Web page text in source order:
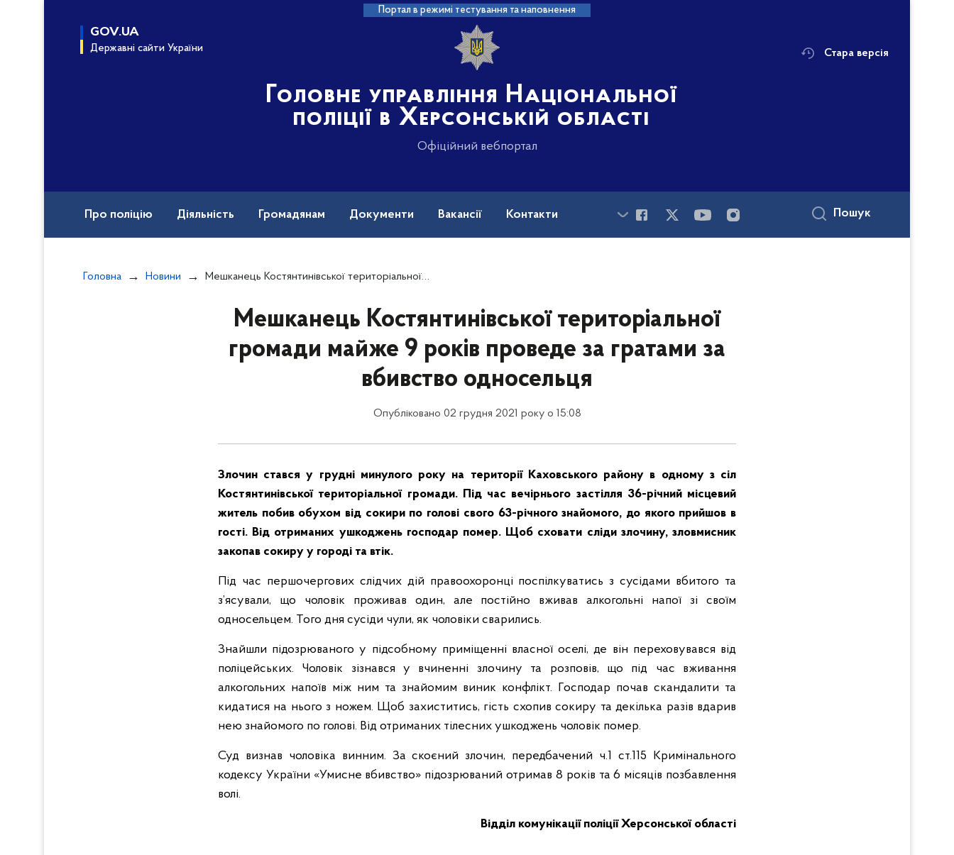
Портал в режимі тестування та наповнення
GOV.UA
Державні сайти України
Головне управління Національної
поліції в Херсонській області
Офіційний вебпортал
Стара версія
Про поліцію Діяльність Громадянам Документи Вакансії Контакти Пошук
Головна Новини Мешканець Костянтинівської територіальної громади майже 9 років проведе за гратами за вбивство односельця
Мешканець Костянтинівської територіальної
громади майже 9 років проведе за гратами за
вбивство односельця
Опубліковано 02 грудня 2021 року о 15:08
Злочин стався у грудні минулого року на території Каховського району в одному з сіл
Костянтинівської територіальної громади. Під час вечірнього застілля 36-річний місцевий
житель побив обухом від сокири по голові свого 63-річного знайомого, до якого прийшов в
гості. Від отриманих ушкоджень господар помер. Щоб сховати сліди злочину, зловмисник
закопав сокиру у городі та втік.
Під час першочергових слідчих дій правоохоронці поспілкуватись з сусідами вбитого та
з’ясували, що чоловік проживав один, але постійно вживав алкогольні напої зі своїм
односельцем. Того дня сусіди чули, як чоловіки сварились.
Знайшли підозрюваного у підсобному приміщенні власної оселі, де він переховувався від
поліцейських. Чоловік зізнався у вчиненні злочину та розповів, що під час вживання
алкогольних напоїв між ним та знайомим виник конфлікт. Господар почав скандалити та
кидатися на нього з ножем. Щоб захиститись, гість схопив сокиру та декілька разів вдарив
нею знайомого по голові. Від отриманих тілесних ушкоджень чоловік помер.
Суд визнав чоловіка винним. За скоєний злочин, передбачений ч.1 ст.115 Кримінального
кодексу України «Умисне вбивство» підозрюваний отримав 8 років та 6 місяців позбавлення
волі.
Відділ комунікації поліції Херсонської області